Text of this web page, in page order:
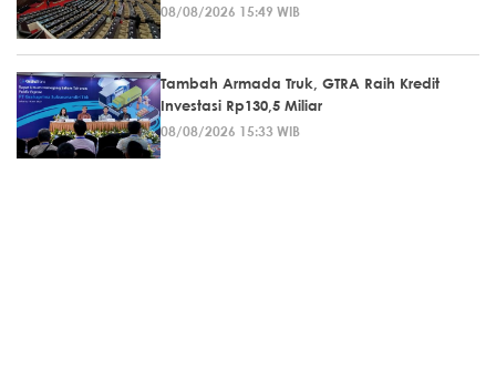
08/08/2026 15:49 WIB
Tambah Armada Truk, GTRA Raih Kredit
Investasi Rp130,5 Miliar
08/08/2026 15:33 WIB